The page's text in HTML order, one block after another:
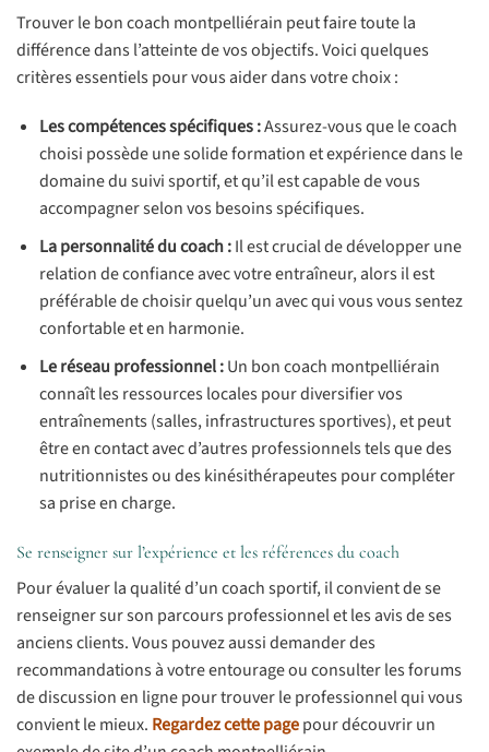
Trouver le bon coach montpelliérain peut faire toute la
différence dans l’atteinte de vos objectifs. Voici quelques
critères essentiels pour vous aider dans votre choix :
Les compétences spécifiques :Assurez-vous que le coach
choisi possède une solide formation et expérience dans le
domaine du suivi sportif, et qu’il est capable de vous
accompagner selon vos besoins spécifiques.
La personnalité du coach :Il est crucial de développer une
relation de confiance avec votre entraîneur, alors il est
préférable de choisir quelqu’un avec qui vous vous sentez
confortable et en harmonie.
Le réseau professionnel :Un bon coach montpelliérain
connaît les ressources locales pour diversifier vos
entraînements (salles, infrastructures sportives), et peut
être en contact avec d’autres professionnels tels que des
nutritionnistes ou des kinésithérapeutes pour compléter
sa prise en charge.
Se renseigner sur l’expérience et les références du coach
Pour évaluer la qualité d’un coach sportif, il convient de se
renseigner sur son parcours professionnel et les avis de ses
anciens clients. Vous pouvez aussi demander des
recommandations à votre entourage ou consulter les forums
de discussion en ligne pour trouver le professionnel qui vous
convient le mieux. Regardez cette pagepour découvrir un